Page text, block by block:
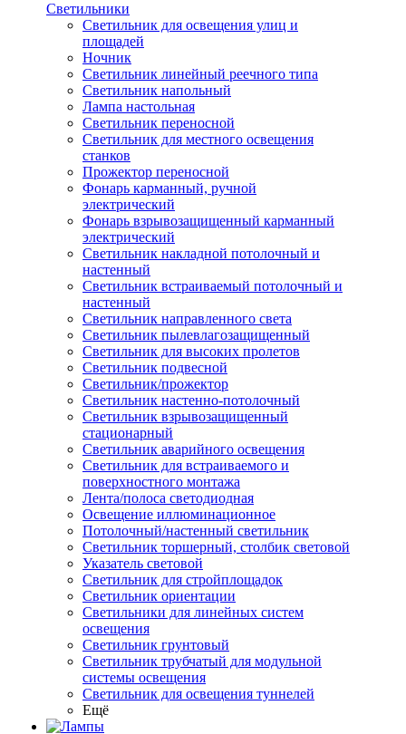
Светильники
Светильник для освещения улиц и
площадей
Ночник
Светильник линейный реечного типа
Светильник напольный
Лампа настольная
Светильник переносной
Светильник для местного освещения
станков
Прожектор переносной
Фонарь карманный, ручной
электрический
Фонарь взрывозащищенный карманный
электрический
Светильник накладной потолочный и
настенный
Светильник встраиваемый потолочный и
настенный
Светильник направленного света
Светильник пылевлагозащищенный
Светильник для высоких пролетов
Светильник подвесной
Светильник/прожектор
Светильник настенно-потолочный
Светильник взрывозащищенный
стационарный
Светильник аварийного освещения
Светильник для встраиваемого и
поверхностного монтажа
Лента/полоса светодиодная
Освещение иллюминационное
Потолочный/настенный светильник
Светильник торшерный, столбик световой
Указатель световой
Светильник для стройплощадок
Светильник ориентации
Светильники для линейных систем
освещения
Светильник грунтовый
Светильник трубчатый для модульной
системы освещения
Светильник для освещения туннелей
Ещё